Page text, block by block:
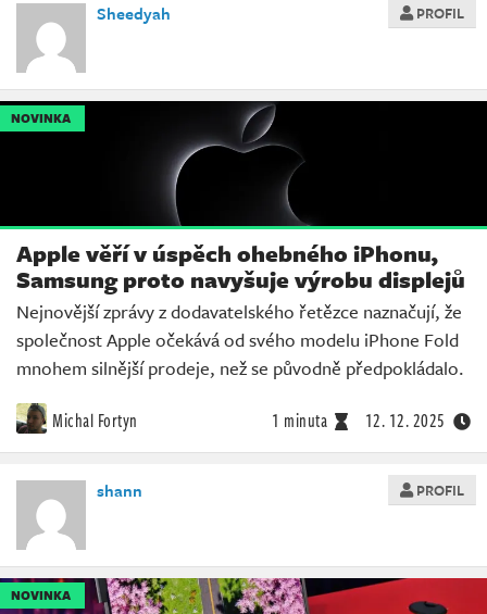
Sheedyah PROFIL
NOVINKA
Apple věří v úspěch ohebného iPhonu,
Samsung proto navyšuje výrobu displejů
Nejnovější zprávy z dodavatelského řetězce naznačují, že
společnost Apple očekává od svého modelu iPhone Fold
mnohem silnější prodeje, než se původně předpokládalo.
Michal Fortyn 1 minuta 12. 12. 2025
shann PROFIL
NOVINKA